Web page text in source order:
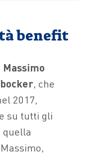
benefit
Massimo
, che
2017,
su tutti gli
quella